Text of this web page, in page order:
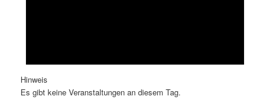
Hinweis
Es gibt keine Veranstaltungen an diesem Tag.